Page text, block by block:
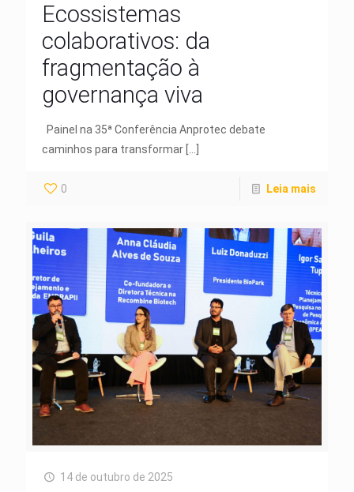
Ecossistemas
colaborativos: da
fragmentação à
governança viva
Painel na 35ª Conferência Anprotec debate
caminhos para transformar […]
0 Leia mais
14 de outubro de 2025